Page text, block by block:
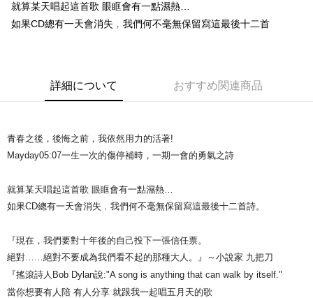
Google Pay
配送方法
配送毎にNT$65、NT$1,000以上で送料無料
配送毎にNT$65、NT$1,000以上で送料無料
配送毎にNT$65、NT$1,000以上で送料無料
付款後7-11取貨
配送毎にNT$65、NT$1,000以上で送料無料
就算某天唱起這首歌 眼眶會有一點濕熱…
如果CD總有一天會消失﹐我們何不毫無保留寫這最後十二首
詳細について おすすめ関連商品
青春之後，後悔之前，我依然用力的活著!
Mayday05:07一生一次的傷停補時，一期一會的勇氣之詩
就算某天唱起這首歌 眼眶會有一點濕熱…
如果CD總有一天會消失﹐我們何不毫無保留寫這最後十二首詩。
『現在，我們要對十年後的自己投下一張信任票。
絕對……絕對不要成為我們看不起的那種大人。』～小說家 九把刀
『搖滾詩人Bob Dylan說:"A song is anything that can walk by itself."
當你想要有人陪 有人分享 就跟我一起唱五月天的歌